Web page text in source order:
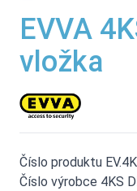
EVVA
vložka
Číslo produktu
Číslo výrobce 4KS